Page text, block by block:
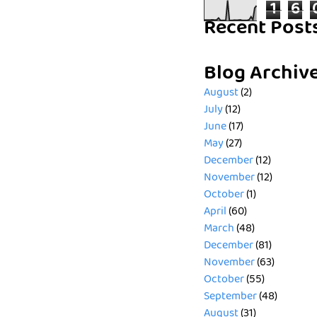
1 6
Recent
Blog
August(2)
July(12)
June(17)
May(27)
December(12)
November(12)
October(1)
April(60)
March(48)
December(81)
November(63)
October(55)
September(48)